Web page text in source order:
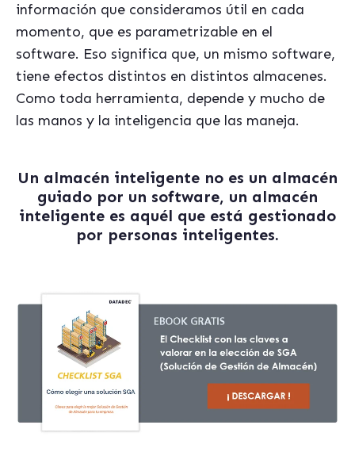
información que consideramos útil en cada
momento, que es parametrizable en el
software. Eso significa que, un mismo software,
tiene efectos distintos en distintos almacenes.
Como toda herramienta, depende y mucho de
las manos y la inteligencia que las maneja.
Un almacén inteligente no es un almacén
guiado por un software, un almacén
inteligente es aquél que está gestionado
por personas inteligentes.